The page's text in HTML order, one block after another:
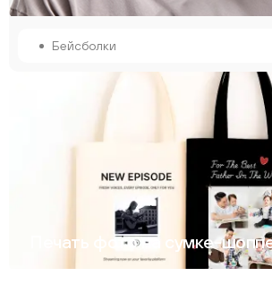
Бейсболки
Печать фото на сумке-